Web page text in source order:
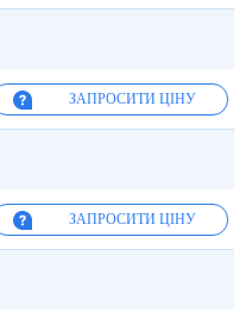
ЗАПРОСИТИ ЦІНУ
ЗАПРОСИТИ ЦІНУ